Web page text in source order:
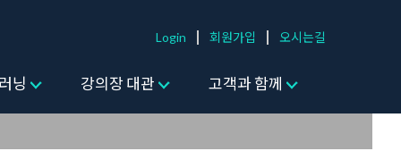
Login 회원가입 오시는길
닝 강의장 대관 고객과 함께